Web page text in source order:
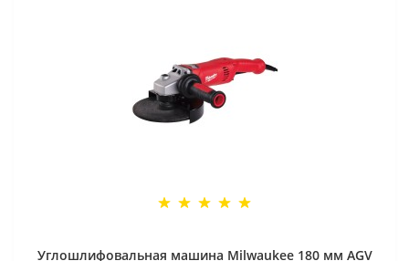
Углошлифовальная машина Milwaukee 180 мм AGV